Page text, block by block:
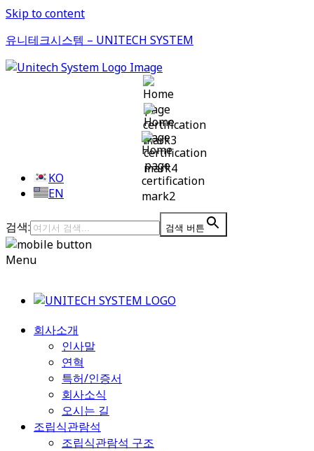
Skip to content
유니테크시스템 – UNITECH SYSTEM
KO
EN
검색: 검색 버튼
Menu
회사소개
인사말
연혁
특허/인증서
회사소식
오시는 길
조립식관람석
조립식관람석 구조